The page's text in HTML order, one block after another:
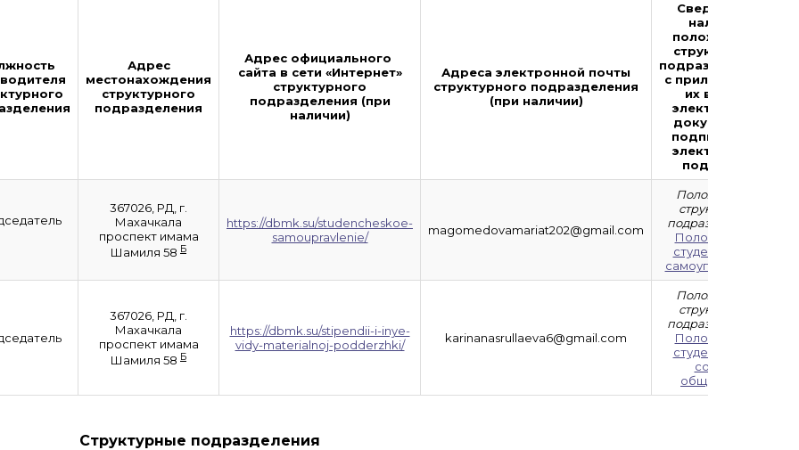
Адрес
местонахождения
структурного
подразделения
Адрес официального
сайта в сети «Интернет»
структурного
подразделения (при
наличии)
Адреса электронной почты
структурного подразделения
(при наличии)
Сведения о
наличии
положений о
структурных
подразделениях
с приложением
их в виде
электронных
документов,
подписанных
электронной
подписью
367026, РД, г.
Махачкала
проспект имама
Шамиля 58 Б
https://dbmk.su/studencheskoe-
samoupravlenie/
magomedovamariat202@gmail.com
Положение о
структурном
подразделении:
Положение о
студенческом
самоуправлении
367026, РД, г.
Махачкала
проспект имама
Шамиля 58 Б
https://dbmk.su/stipendii-i-inye-
vidy-materialnoj-podderzhki/
karinanasrullaeva6@gmail.com
Положение о
структурном
подразделении:
Положение о
студенческом
совете
общежития
Структурные подразделения